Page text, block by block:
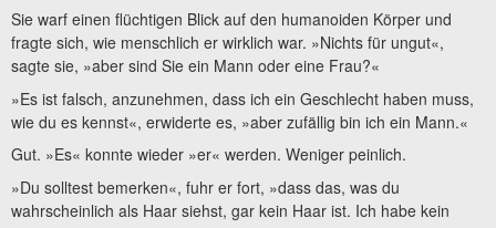
Sie warf einen flüchtigen Blick auf den humanoiden Körper und
fragte sich, wie menschlich er wirklich war. »Nichts für ungut«,
sagte sie, »aber sind Sie ein Mann oder eine Frau?«
»Es ist falsch, anzunehmen, dass ich ein Geschlecht haben muss,
wie du es kennst«, erwiderte es, »aber zufällig bin ich ein Mann.«
Gut. »Es« konnte wieder »er« werden. Weniger peinlich.
»Du solltest bemerken«, fuhr er fort, »dass das, was du
wahrscheinlich als Haar siehst, gar kein Haar ist. Ich habe kein